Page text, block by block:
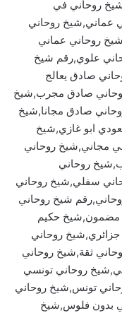
روحاني في
عماني,شيخ روحاني
روحاني عماني
علوي,رقم شيخ
صادق يعالج
صادق مجرب,شيخ
صادق مجانا,شيخ
ابو غازي,شيخ
مجاني,شيخ روحاني
روحاني
سفلي,شيخ روحاني
شيخ روحاني
مضمون,شيخ حكيم
روحاني
ثقة,شيخ روحاني
روحاني تونسي
تونس,شيخ روحاني
بدون فلوس,شيخ